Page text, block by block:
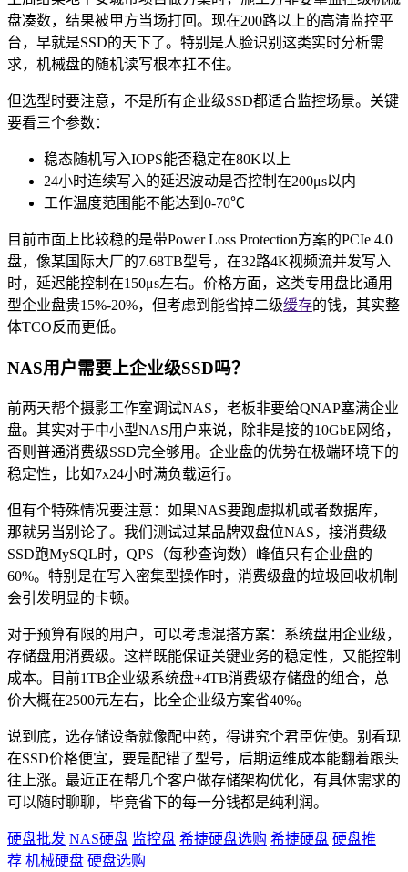
盘凑数，结果被甲方当场打回。现在200路以上的高清监控平
台，早就是SSD的天下了。特别是人脸识别这类实时分析需
求，机械盘的随机读写根本扛不住。
但选型时要注意，不是所有企业级SSD都适合监控场景。关键
要看三个参数：
稳态随机写入IOPS能否稳定在80K以上
24小时连续写入的延迟波动是否控制在200μs以内
工作温度范围能不能达到0-70℃
目前市面上比较稳的是带Power Loss Protection方案的PCIe 4.0
盘，像某国际大厂的7.68TB型号，在32路4K视频流并发写入
时，延迟能控制在150μs左右。价格方面，这类专用盘比通用
型企业盘贵15%-20%，但考虑到能省掉二级缓存的钱，其实整
体TCO反而更低。
NAS用户需要上企业级SSD吗？
前两天帮个摄影工作室调试NAS，老板非要给QNAP塞满企业
盘。其实对于中小型NAS用户来说，除非是接的10GbE网络，
否则普通消费级SSD完全够用。企业盘的优势在极端环境下的
稳定性，比如7x24小时满负载运行。
但有个特殊情况要注意：如果NAS要跑虚拟机或者数据库，
那就另当别论了。我们测试过某品牌双盘位NAS，接消费级
SSD跑MySQL时，QPS（每秒查询数）峰值只有企业盘的
60%。特别是在写入密集型操作时，消费级盘的垃圾回收机制
会引发明显的卡顿。
对于预算有限的用户，可以考虑混搭方案：系统盘用企业级，
存储盘用消费级。这样既能保证关键业务的稳定性，又能控制
成本。目前1TB企业级系统盘+4TB消费级存储盘的组合，总
价大概在2500元左右，比全企业级方案省40%。
说到底，选存储设备就像配中药，得讲究个君臣佐使。别看现
在SSD价格便宜，要是配错了型号，后期运维成本能翻着跟头
往上涨。最近正在帮几个客户做存储架构优化，有具体需求的
可以随时聊聊，毕竟省下的每一分钱都是纯利润。
硬盘批发 NAS硬盘 监控盘 希捷硬盘选购 希捷硬盘 硬盘推
荐 机械硬盘 硬盘选购